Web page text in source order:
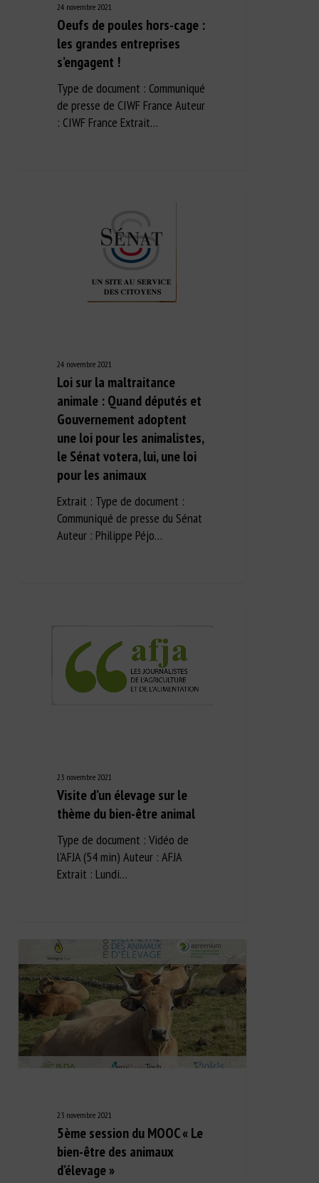
24 novembre 2021
Oeufs de poules hors-cage :
les grandes entreprises
s’engagent !
Type de document : Communiqué
de presse de CIWF France Auteur
: CIWF France Extrait…
24 novembre 2021
Loi sur la maltraitance
animale : Quand députés et
Gouvernement adoptent
une loi pour les animalistes,
le Sénat votera, lui, une loi
pour les animaux
Extrait : Type de document :
Communiqué de presse du Sénat
Auteur : Philippe Péjo…
23 novembre 2021
Visite d’un élevage sur le
thème du bien-être animal
Type de document : Vidéo de
l'AFJA (54 min) Auteur : AFJA
Extrait : Lundi…
23 novembre 2021
5ème session du MOOC « Le
bien-être des animaux
d’élevage »